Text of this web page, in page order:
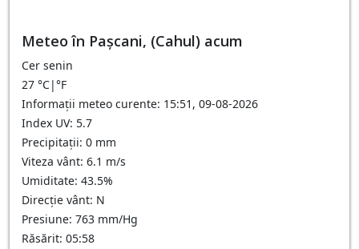
Meteo în Paşcani, (Cahul) acum
Cer senin
27 °C|°F
Informații meteo curente: 15:51, 09-08-2026
Index UV: 5.7
Precipitații: 0 mm
Viteza vânt: 6.1 m/s
Umiditate: 43.5%
Direcție vânt: N
Presiune: 763 mm/Hg
Răsărit: 05:58